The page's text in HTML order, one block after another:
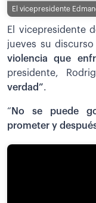
El vicepresidente
El vicepresidente
jueves su
violencia que
presidente,
verdad”.
“ No se puede
prometer y